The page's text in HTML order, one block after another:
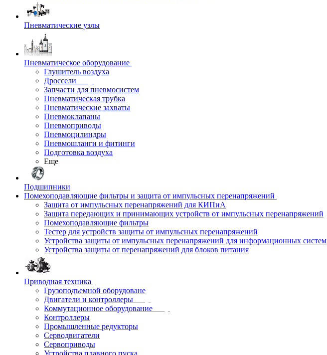
Пневматические узлы
Пневматическое оборудование
Глушитель воздуха
Дроссели
Запчасти для пневмосистем
Пневматическая трубка
Пневматические захваты
Пневмоклапаны
Пневмоприводы
Пневмоцилиндры
Пневмошланги и фитинги
Подготовка воздуха
Еще
Подшипники
Помехоподавляющие фильтры и защита от импульсных перенапряжений
Защита от импульсных перенапряжений для КИПиА
Защита передающих и принимающих устройств от импульсных перенапряжений
Помехоподавляющие фильтры
Тестер для устройств защиты от импульсных перенапряжений
Устройства защиты от импульсных перенапряжений для информационных систем
Устройства защиты от перенапряжений для блоков питания
Приводная техника
Грузоподъемной оборудоване
Двигатели и контроллеры
Коммутационное оборудование
Контроллеры
Промышленные редукторы
Серводвигатели
Сервоприводы
Устройства плавного пуска